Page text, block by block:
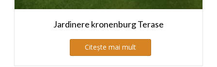
Jardinere kronenburg Terase
Citește mai mult